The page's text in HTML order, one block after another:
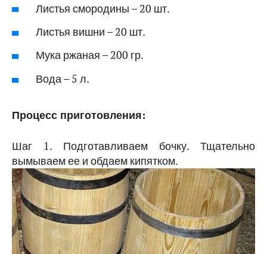
Листья смородины – 20 шт.
Листья вишни – 20 шт.
Мука ржаная – 200 гр.
Вода – 5 л.
Процесс приготовления:
Шаг 1. Подготавливаем бочку. Тщательно
вымываем ее и обдаем кипятком.